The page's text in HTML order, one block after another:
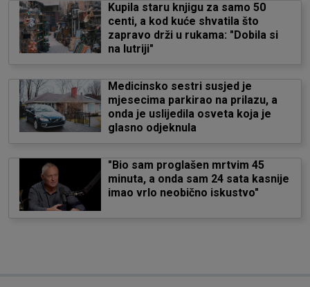
Kupila staru knjigu za samo 50
centi, a kod kuće shvatila što
zapravo drži u rukama: "Dobila si
na lutriji"
Medicinsko sestri susjed je
mjesecima parkirao na prilazu, a
onda je uslijedila osveta koja je
glasno odjeknula
"Bio sam proglašen mrtvim 45
minuta, a onda sam 24 sata kasnije
imao vrlo neobično iskustvo"